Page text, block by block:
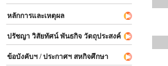
หลักการและเหตุผล
ปรัชญา วิสัยทัศน์ พันธกิจ วัตถุประสงค์
ข้อบังคับฯ / ประกาศฯ สหกิจศึกษา